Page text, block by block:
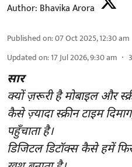
Author: Bhavika Arora
Published on:07 Oct 2025, 12:30 am
Updated on:17 Jul 2026, 9:30 am 3
सार
क्यों ज़रूरी है मोबाइल और
कैसे ज़्यादा स्क्रीन टाइम
पहुँचाता है।
डिजिटल डिटॉक्स कैसे हमें